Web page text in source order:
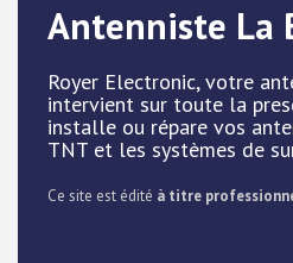
Antenniste La
Royer Electronic, votre
intervient sur toute la
installe ou répare vos
TNT et les systèmes de
Ce site est édité à titre